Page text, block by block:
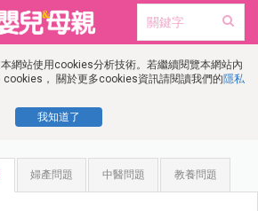
網站使用cookies分析技術。若繼續閱覽本網站內
cookies， 關於更多cookies資訊請閱讀我們的隱私
我知道了
婦產問題 中醫問題 教養問題